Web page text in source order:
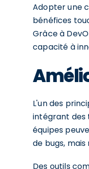
Adopter une
bénéfices
Grâce à
capacité à
L'un des
intégrant des
équipes
de bugs,
Des outils